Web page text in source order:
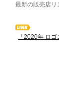
最新の販売店リ
「2020年 ロ